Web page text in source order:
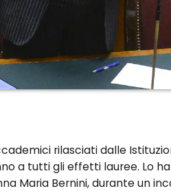
rilasciati dalle
a tutti gli effetti lauree. Lo
Maria Bernini, durante un